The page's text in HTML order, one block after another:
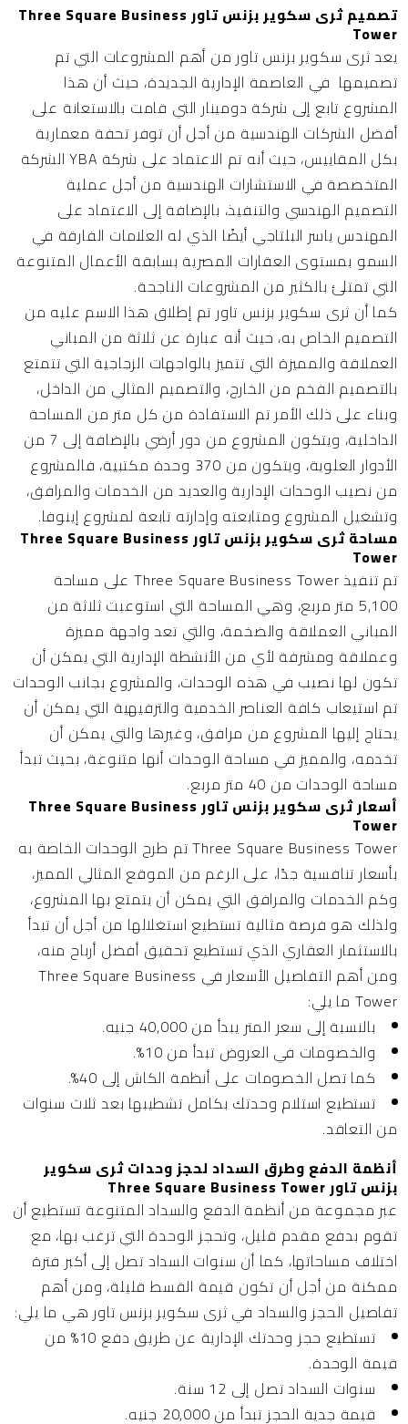
تصميم ثرى سكوير بزنس تاور Three Square Business
Tower
يعد ثرى سكوير بزنس تاور من أهم المشروعات التي تم
تصميمها في العاصمة الإدارية الجديدة، حيث أن هذا
المشروع تابع إلى شركة دومينار التي قامت بالاستعانة على
أفضل الشركات الهندسية من أجل أن توفر تحفة معمارية
بكل المقاييس، حيث أنه تم الاعتماد على شركة YBA الشركة
المتخصصة في الاستشارات الهندسية من أجل عملية
التصميم الهندسي والتنفيذ، بالإضافة إلى الاعتماد على
المهندس ياسر البلتاجي أيضًا الذي له العلامات الفارقة في
السمو بمستوى العقارات المصرية بسابقة الأعمال المتنوعة
التي تمتلئ بالكثير من المشروعات الناجحة.
كما أن ثرى سكوير بزنس تاور تم إطلاق هذا الاسم عليه من
التصميم الخاص به، حيث أنه عبارة عن ثلاثة من المباني
العملاقة والمميزة التي تتميز بالواجهات الزجاجية التي تتمتع
بالتصميم الفخم من الخارج، والتصميم المثالي من الداخل،
وبناء على ذلك الأمر تم الاستفادة من كل متر من المساحة
الداخلية، ويتكون المشروع من دور أرضي بالإضافة إلى 7 من
الأدوار العلوية، ويتكون من 370 وحدة مكتبية، فالمشروع
من نصيب الوحدات الإدارية والعديد من الخدمات والمرافق،
وتشغيل المشروع ومتابعته وإدارته تابعة لمشروع إينوفا.
مساحة ثرى سكوير بزنس تاور Three Square Business
Tower
تم تنفيذ Three Square Business Tower على مساحة
5,100 متر مربع، وهي المساحة التي استوعبت ثلاثة من
المباني العملاقة والضخمة، والتي تعد واجهة مميزة
وعملاقة ومشرفة لأي من الأنشطة الإدارية التي يمكن أن
تكون لها نصيب في هذه الوحدات، والمشروع بجانب الوحدات
تم استيعاب كافة العناصر الخدمية والترفيهية التي يمكن أن
يحتاج إليها المشروع من مرافق، وغيرها والتي يمكن أن
تخدمه، والمميز في مساحة الوحدات أنها متنوعة، بحيث تبدأ
مساحة الوحدات من 40 متر مربع.
أسعار ثرى سكوير بزنس تاور Three Square Business
Tower
Three Square Business Tower تم طرح الوحدات الخاصة به
بأسعار تنافسية جدًا، على الرغم من الموقع المثالي المميز،
وكم الخدمات والمرافق التي يمكن أن يتمتع بها المشروع،
ولذلك هو فرصة مثالية تستطيع استغلالها من أجل أن تبدأ
بالاستثمار العقاري الذي تستطيع تحقيق أفضل أرباح منه،
ومن أهم التفاصيل الأسعار في Three Square Business
Tower ما يلي:
بالنسبة إلى سعر المتر يبدأ من 40,000 جنيه.
والخصومات في العروض تبدأ من 10%.
كما تصل الخصومات على أنظمة الكاش إلى 40%.
تستطيع استلام وحدتك بكامل تشطيبها بعد ثلاث سنوات
من التعاقد.
أنظمة الدفع وطرق السداد لحجز وحدات ثرى سكوير
بزنس تاور Three Square Business Tower
عبر مجموعة من أنظمة الدفع والسداد المتنوعة تستطيع أن
تقوم بدفع مقدم قليل، وتحجز الوحدة التي ترغب بها، مع
اختلاف مساحاتها، كما أن سنوات السداد تصل إلى أكبر فترة
ممكنة من أجل أن تكون قيمة القسط قليلة، ومن أهم
تفاصيل الحجز والسداد في ثرى سكوير بزنس تاور هي ما يلي:
تستطيع حجز وحدتك الإدارية عن طريق دفع 10% من
قيمة الوحدة.
سنوات السداد تصل إلى 12 سنة.
قيمة جدية الحجز تبدأ من 20,000 جنيه.